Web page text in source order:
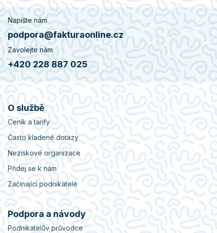
Napište nám
podpora@fakturaonline.cz
Zavolejte nám
+420 228 887 025
O službě
Ceník a tarify
Často kladené dotazy
Neziskové organizace
Přidej se k nám
Začínající podnikatelé
Podpora a návody
Podnikatelův průvodce